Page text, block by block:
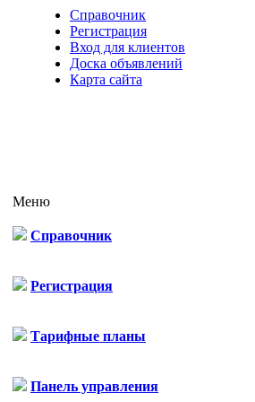
Справочник
Регистрация
Вход для клиентов
Доска объявлений
Карта сайта
Меню
Справочник
Регистрация
Тарифные планы
Панель управления